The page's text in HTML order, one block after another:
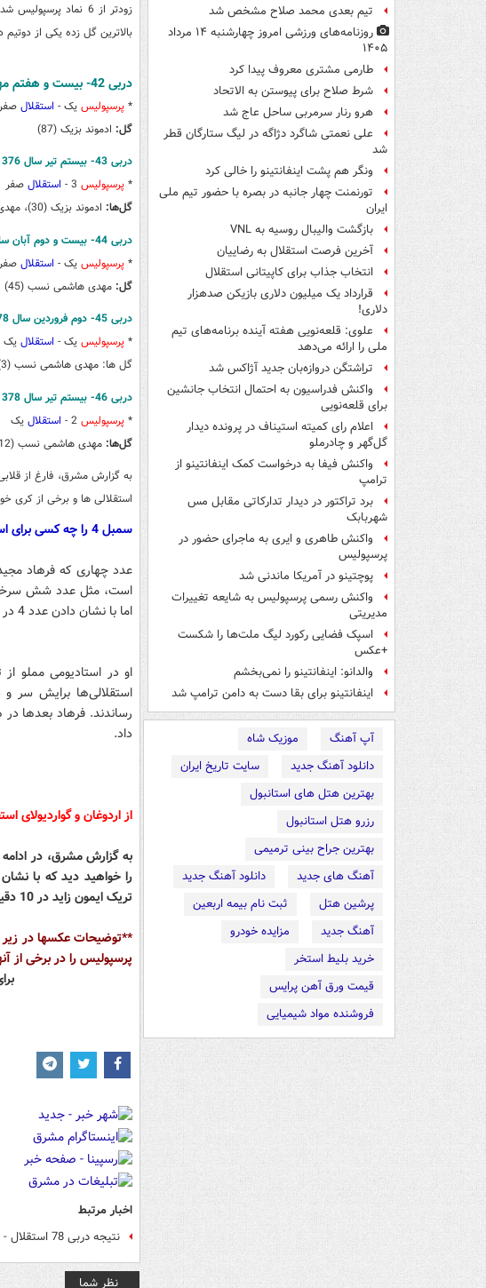
تیم بعدی محمد صلاح مشخص شد
روزنامه‌های ورزشی امروز چهارشنبه ۱۴ مرداد
۱۴۰۵
طارمی مشتری معروف پیدا کرد
شرط صلاح برای پیوستن به الاتحاد
هرو رنار سرمربی ساحل عاج شد
علی نعمتی شاگرد دژاگه در لیگ ستارگان قطر
شد
ونگر هم پشت اینفانتینو را خالی کرد
تورنمنت چهار جانبه در بصره با حضور تیم ملی
ایران
بازگشت والیبال روسیه به VNL
آخرین فرصت استقلال به رضاییان
انتخاب جذاب برای کاپیتانی استقلال
قرارداد یک میلیون دلاری بازیکن صدهزار
دلاری!
علوی: قلعه‌نویی هفته آینده برنامه‌های تیم
ملی را ارائه می‌دهد
تراِشتگن دروازه‌بان جدید آژاکس شد
واکنش فدراسیون به احتمال انتخاب جانشین
برای قلعه‌نویی
اعلام رای کمیته استیناف در پرونده دیدار
گل‌گهر و چادرملو
واکنش فیفا به درخواست کمک اینفانتینو از
ترامپ
برد تراکتور در دیدار تدارکاتی مقابل مس
شهربابک
واکنش طاهری و ایری به ماجرای حضور در
پرسپولیس
پوچتینو در آمریکا ماندنی شد
واکنش رسمی پرسپولیس به شایعه تغییرات
مدیریتی
اسپک فضایی رکورد لیگ ملت‌ها را شکست
+عکس
والدانو: اینفانتینو را نمی‌بخشم
اینفانتینو برای بقا دست به دامن ترامپ شد
آپ آهنگ
موزیک شاه
دانلود آهنگ جدید
سایت تاریخ ایران
بهترین هتل های استانبول
رزرو هتل استانبول
بهترین جراح بینی ترمیمی
آهنگ های جدید
دانلود آهنگ جدید
پرشین هتل
ثبت نام بیمه اربعین
آهنگ جدید
مزایده خودرو
خرید بلیط استخر
قیمت ورق آهن پرایس
فروشنده مواد شیمیایی
بالاترین گل زده یکی از دوتیم
دربی 42- بیست و هفتم مهر سال 1375
* پرسپولیس یک - استقلال صفر
گل: ادموند بزیک (87)
دربی 43- بیستم تیر سال 1376
* پرسپولیس 3 - استقلال صفر
گل‌ها: ادموند بزیک (30)، مهدی مهدوی کیا (70) و بهنام طاهرزاده (87)
دربی 44- بیست و دوم آبان سال 1377
* پرسپولیس یک - استقلال صفر
گل‌: مهدی هاشمی نسب (45)
دربی 45- دوم فروردین سال 1378
* پرسپولیس یک - استقلال یک
گل ها: مهدی هاشمی نسب (3) برای پرسپولیس و فرد ملکیان (43) برای استقلال
دربی 46- بیستم تیر سال 1378
* پرسپولیس 2 - استقلال یک
گل‌ها: مهدی هاشمی نسب (12) و افشین پیروانی (85) برای پرسپولیس و سهراب بختیاری زاده (50) برای استقلال
به گزارش مشرق، فارغ از
استقلالی ها و برخی از کری
سمبل 4 را چه کسی برای استقلالی ها باب کرد؟
عدد چهاری که فرهاد
است، مثل عدد شش
اما با نشان دادن عدد 4 در بازی پرسپولیس و الغرافه، تمام محبوبیت از دست رفته‌‌اش را بازگرداند.
او در استادیومی مملو
استقلالی‌ها برایش سر
داد.
از اردوغان و گواردیولای
به گزارش مشرق، در ادامه
تریک ایمون زاید در 10 دقیقه هم از کری های جدید پرسپولیسی هاست.
**توضیحات عکسها در
پرسپولیس را در برخی از
اخبار مرتبط
نتیجه دربی 78 استقلال - پرسپولیس را پیش‌بینی کنيد و کُری بخوانید
نظر شما